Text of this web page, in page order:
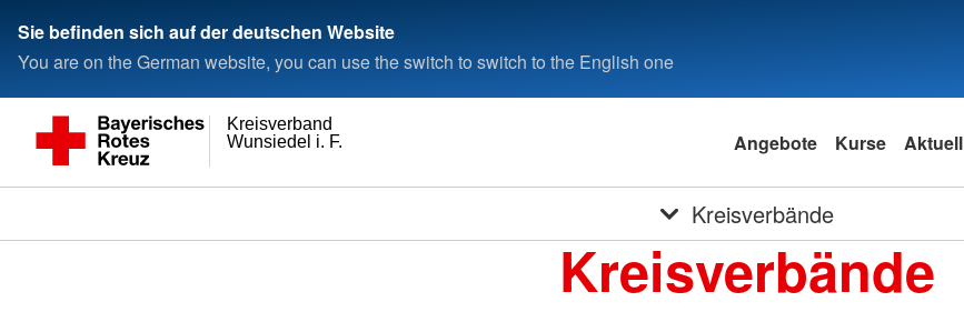
Sie befinden sich auf der deutschen Website
You are on the German website, you can use the switch to switch to the English one
Wunsiedel i. F.
Kreisverband
Angebote Kurse Aktuell
Kreisverbände
Kreisverbände